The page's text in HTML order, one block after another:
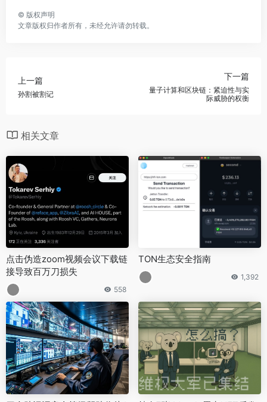
© 版权声明
文章版权归作者所有，未经允许请勿转载。
上一篇
孙割被割记
下一篇
量子计算和区块链：紧迫性与实
际威胁的权衡
相关文章
点击伪造zoom视频会议下载链
接导致百万刀损失
558
TON生态安全指南
1,392